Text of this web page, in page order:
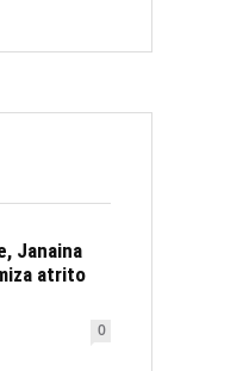
Janaina
atrito
0